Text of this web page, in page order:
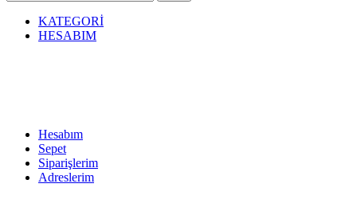
KATEGORİ
HESABIM
Hesabım
Sepet
Siparişlerim
Adreslerim